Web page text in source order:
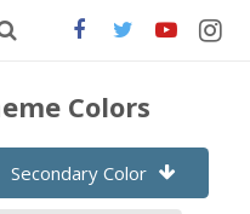
Colors
Secondary Color